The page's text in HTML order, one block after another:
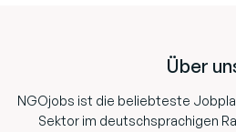
Über
NGOjobs ist die beliebteste
Sektor im deutschsprachigen